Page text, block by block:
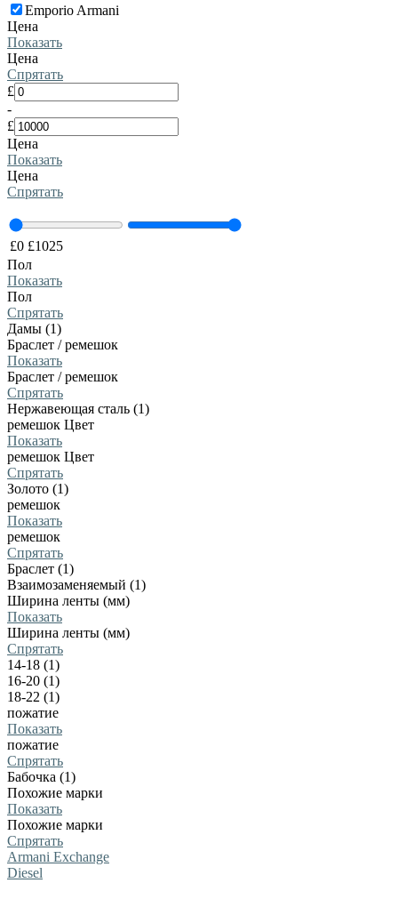
Emporio Armani
Цена
Показать
Цена
Спрятать
£
-
£
Цена
Показать
Цена
Спрятать
£0 £1025
Пол
Показать
Пол
Спрятать
Дамы (1)
Браслет / ремешок
Показать
Браслет / ремешок
Спрятать
Нержавеющая сталь (1)
ремешок Цвет
Показать
ремешок Цвет
Спрятать
Золото (1)
ремешок
Показать
ремешок
Спрятать
Браслет (1)
Взаимозаменяемый (1)
Ширина ленты (мм)
Показать
Ширина ленты (мм)
Спрятать
14-18 (1)
16-20 (1)
18-22 (1)
пожатие
Показать
пожатие
Спрятать
Бабочка (1)
Похожие марки
Показать
Похожие марки
Спрятать
Armani Exchange
Diesel